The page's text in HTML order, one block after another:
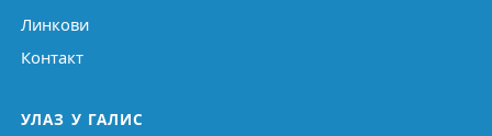
Линкови
Контакт
УЛАЗ У ГАЛИС